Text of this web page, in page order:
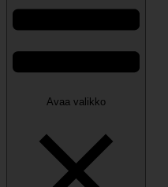
Avaa valikko